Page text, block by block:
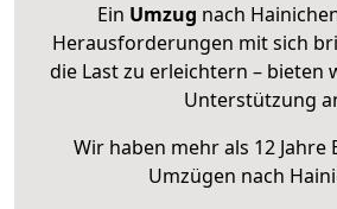
Ein Umzug nach
Herausforderungen mit sich
die Last zu erleichtern – bieten
Unterstützung
Wir haben mehr als 12
Umzügen nach